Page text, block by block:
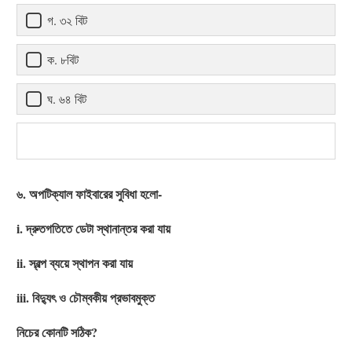
গ. ৩২ বিট
ক. ৮বিট
ঘ. ৬৪ বিট
৬. অপটিক্যাল ফাইবারের সুবিধা হলো-
i. দ্রুতগতিতে ডেটা স্থানান্তর করা যায়
ii. স্বল্প ব্যয়ে স্থাপন করা যায়
iii. বিদ্যুৎ ও চৌম্বকীয় প্রভাবমুক্ত
নিচের কোনটি সঠিক?